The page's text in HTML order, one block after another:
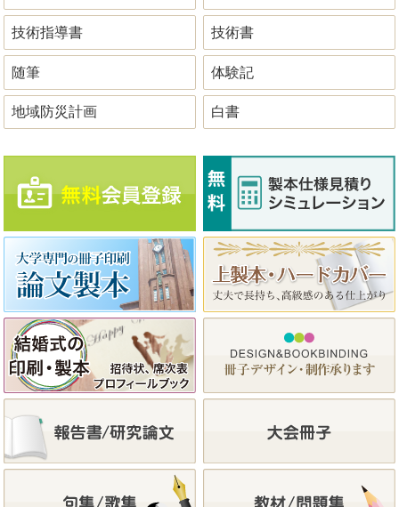
技術指導書 技術書
随筆 体験記
地域防災計画 白書